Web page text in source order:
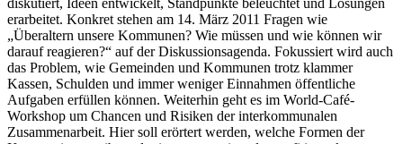
erarbeitet. Konkret stehen am 14. März 2011 Fragen wie
„Überaltern unsere Kommunen? Wie müssen und wie können wir
darauf reagieren?“ auf der Diskussionsagenda. Fokussiert wird auch
das Problem, wie Gemeinden und Kommunen trotz klammer
Kassen, Schulden und immer weniger Einnahmen öffentliche
Aufgaben erfüllen können. Weiterhin geht es im World-Café-
Workshop um Chancen und Risiken der interkommunalen
Zusammenarbeit. Hier soll erörtert werden, welche Formen der